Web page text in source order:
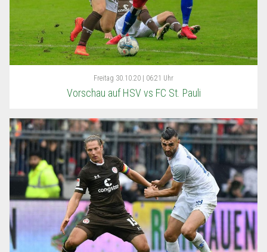
Freitag 30.10.20 | 06:21 Uhr
Vorschau auf HSV vs FC St. Pauli